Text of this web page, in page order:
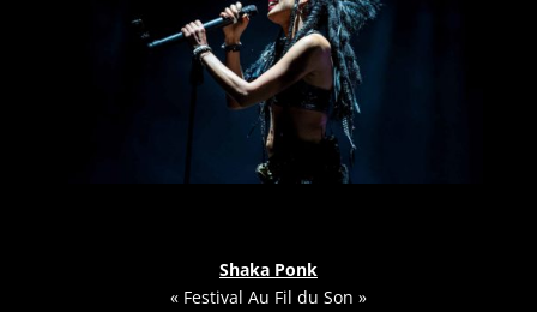
Shaka Ponk
« Festival Au Fil du Son »